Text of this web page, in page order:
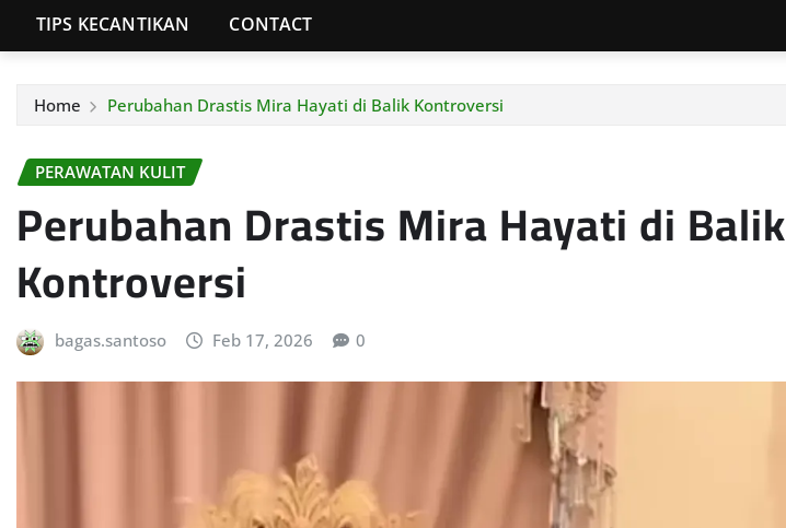
TIPS KECANTIKAN CONTACT
Home Perubahan Drastis Mira Hayati di Balik Kontroversi
PERAWATAN KULIT
Perubahan Drastis Mira Hayati di Balik
Kontroversi
bagas.santoso Feb 17, 2026 0